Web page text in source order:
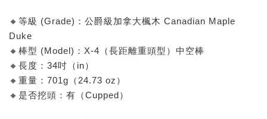
🔸等級 (Grade)：公爵級加拿大楓木 Canadian Maple
Duke
🔸棒型 (Model)：X-4（長距離重頭型）中空棒
🔸長度：34吋（in）
🔸重量：701g（24.73 oz）
🔸是否挖頭：有（Cupped）